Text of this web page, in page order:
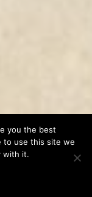
you the best
to use this site we
with it.